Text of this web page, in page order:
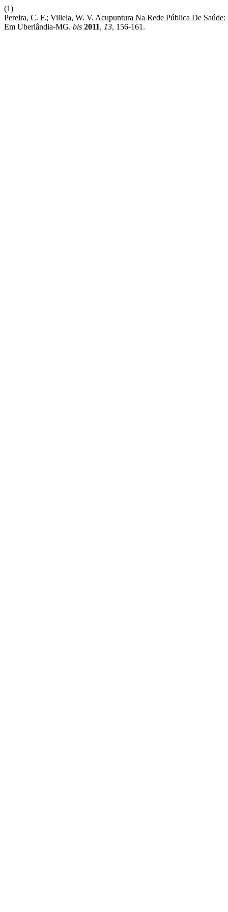
(1)
Pereira, C. F.; Villela, W. V. Acupuntura Na Rede Pública De
Em Uberlândia-MG. bis 2011, 13, 156-161.